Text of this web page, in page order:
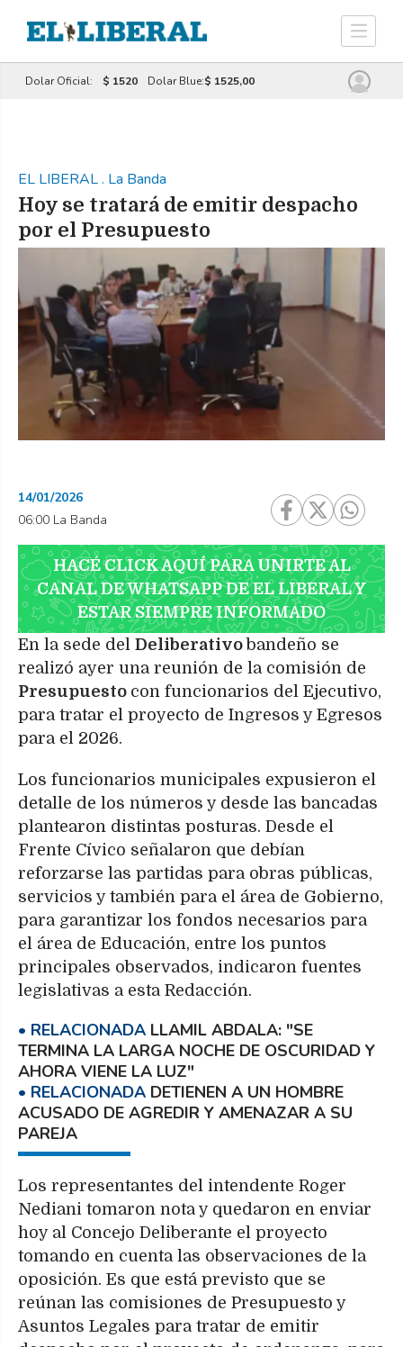
Dolar Oficial: $ 1520 Dolar Blue:$ 1525,00
EL LIBERAL. La Banda
Hoy se tratará de emitir despacho
por el Presupuesto
14/01/2026
06:00 La Banda
HACÉ CLICK AQUÍ PARA UNIRTE AL
CANAL DE WHATSAPP DE EL LIBERAL Y
ESTAR SIEMPRE INFORMADO
En la sede del Deliberativo bandeño se
realizó ayer una reunión de la comisión de
Presupuesto con funcionarios del Ejecutivo,
para tratar el proyecto de Ingresos y Egresos
para el 2026.
Los funcionarios municipales expusieron el
detalle de los números y desde las bancadas
plantearon distintas posturas. Desde el
Frente Cívico señalaron que debían
reforzarse las partidas para obras públicas,
servicios y también para el área de Gobierno,
para garantizar los fondos necesarios para
el área de Educación, entre los puntos
principales observados, indicaron fuentes
legislativas a esta Redacción.
LLAMIL ABDALA: "SE
TERMINA LA LARGA NOCHE DE OSCURIDAD Y
AHORA VIENE LA LUZ"
DETIENEN A UN HOMBRE
ACUSADO DE AGREDIR Y AMENAZAR A SU
PAREJA
Los representantes del intendente Roger
Nediani tomaron nota y quedaron en enviar
hoy al Concejo Deliberante el proyecto
tomando en cuenta las observaciones de la
oposición. Es que está previsto que se
reúnan las comisiones de Presupuesto y
Asuntos Legales para tratar de emitir